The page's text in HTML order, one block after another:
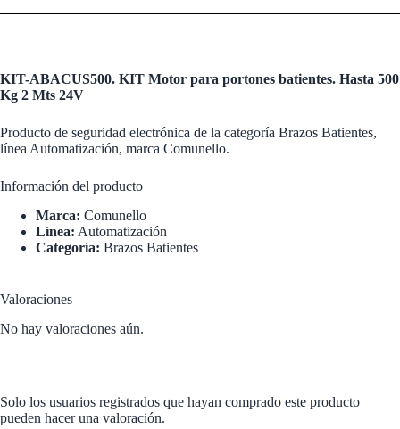
KIT-ABACUS500. KIT Motor para portones batientes. Hasta 500
Kg 2 Mts 24V
Producto de seguridad electrónica de la categoría Brazos Batientes,
línea Automatización, marca Comunello.
Información del producto
Marca: Comunello
Línea: Automatización
Categoría: Brazos Batientes
Valoraciones
No hay valoraciones aún.
Solo los usuarios registrados que hayan comprado este producto
pueden hacer una valoración.